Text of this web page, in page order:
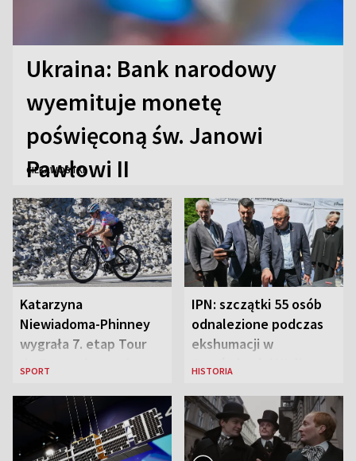
Ukraina: Bank narodowy
wyemituje monetę
poświęconą św. Janowi
Pawłowi II
CIEKAWOSTKI
Katarzyna
Niewiadoma-Phinney
wygrała 7. etap Tour
de France i została
SPORT
IPN: szczątki 55 osób
odnalezione podczas
ekshumacji w
Ostrówkach i Woli
HISTORIA